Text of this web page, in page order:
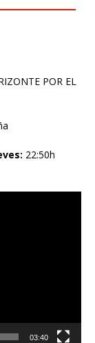
POR EL
22:50h
03:40